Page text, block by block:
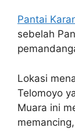
Pantai
sebelah
Lokasi
Telomoyo
Muara ini